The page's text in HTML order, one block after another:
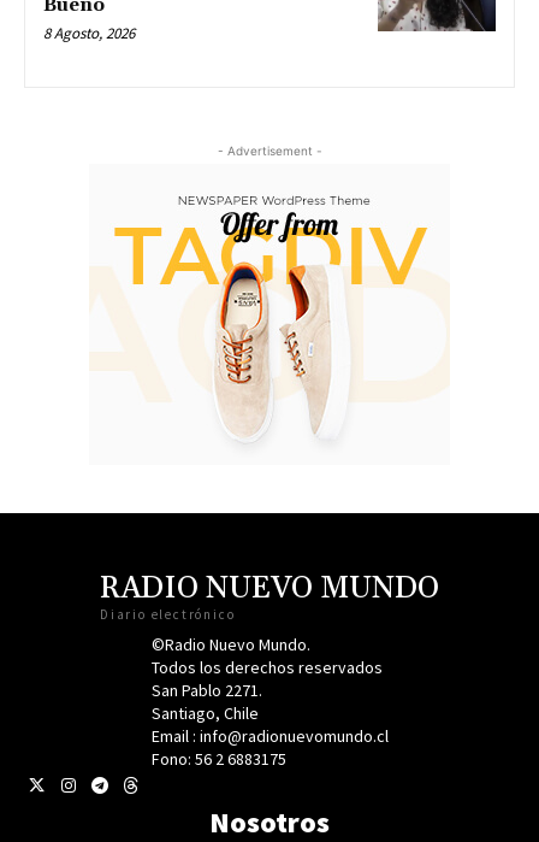
Bueno
8 Agosto, 2026
- Advertisement -
RADIO NUEVO MUNDO
Diario electrónico
©Radio Nuevo Mundo.
Todos los derechos reservados
San Pablo 2271.
Santiago, Chile
Email : info@radionuevomundo.cl
Fono: 56 2 6883175
Nosotros